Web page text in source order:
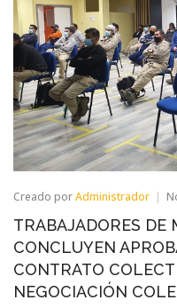
Creado porAdministrador
TRABAJADORES DE
CONCLUYEN
CONTRATO
NEGOCIACIÓN